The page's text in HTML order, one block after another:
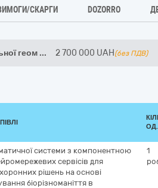
СКАРГИ DOZORRO
геом ... 2 700 000 UAH (без ПДВ)
системи з компонентною
сервісів для
рішень на основі
біорізноманіття в
1